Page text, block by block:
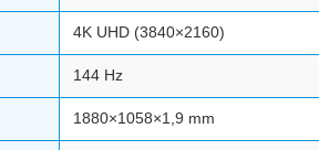
4K UHD (3840×2160)
144 Hz
1880×1058×1,9 mm